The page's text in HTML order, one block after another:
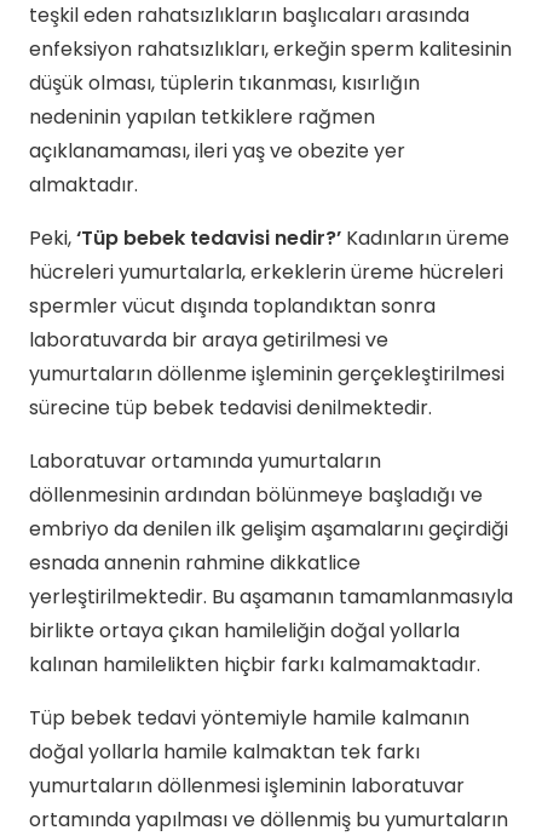
teşkil eden rahatsızlıkların başlıcaları arasında
enfeksiyon rahatsızlıkları, erkeğin sperm kalitesinin
düşük olması, tüplerin tıkanması, kısırlığın
nedeninin yapılan tetkiklere rağmen
açıklanamaması, ileri yaş ve obezite yer
almaktadır.
Peki,‘Tüp bebek tedavisi nedir?’ Kadınların üreme
hücreleri yumurtalarla, erkeklerin üreme hücreleri
spermler vücut dışında toplandıktan sonra
laboratuvarda bir araya getirilmesi ve
yumurtaların döllenme işleminin gerçekleştirilmesi
sürecine tüp bebek tedavisi denilmektedir.
Laboratuvar ortamında yumurtaların
döllenmesinin ardından bölünmeye başladığı ve
embriyo da denilen ilk gelişim aşamalarını geçirdiği
esnada annenin rahmine dikkatlice
yerleştirilmektedir. Bu aşamanın tamamlanmasıyla
birlikte ortaya çıkan hamileliğin doğal yollarla
kalınan hamilelikten hiçbir farkı kalmamaktadır.
Tüp bebek tedavi yöntemiyle hamile kalmanın
doğal yollarla hamile kalmaktan tek farkı
yumurtaların döllenmesi işleminin laboratuvar
ortamında yapılması ve döllenmiş bu yumurtaların